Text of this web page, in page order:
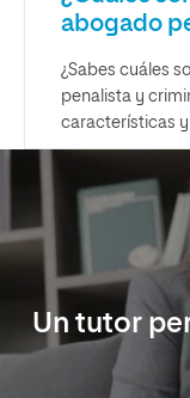
abogado
¿Sabes cuáles
penalista y
características y
Un tutor